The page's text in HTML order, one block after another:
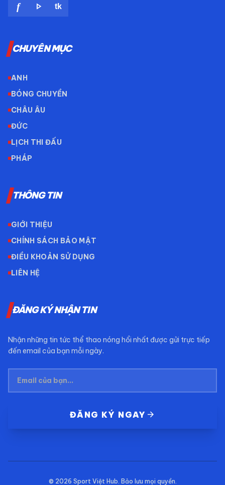
f play_arrow tk
CHUYÊN MỤC
ANH
BÓNG CHUYỀN
CHÂU ÂU
ĐỨC
LỊCH THI ĐẤU
PHÁP
THÔNG TIN
GIỚI THIỆU
CHÍNH SÁCH BẢO MẬT
ĐIỀU KHOẢN SỬ DỤNG
LIÊN HỆ
ĐĂNG KÝ NHẬN TIN
Nhận những tin tức thể thao nóng hổi nhất được gửi trực tiếp
đến email của bạn mỗi ngày.
ĐĂNG KÝ NGAY arrow_forward
© 2026 Sport Việt Hub. Bảo lưu mọi quyền.